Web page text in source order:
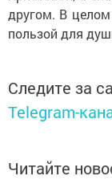
другом. В
пользой для
Следите за
Telegram-
Читайте